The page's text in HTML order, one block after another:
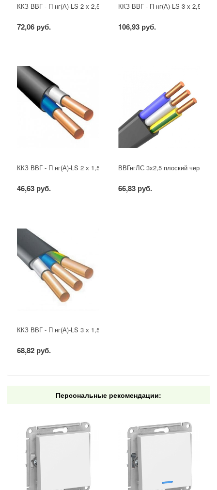
ККЗ ВВГ - П нг(А)-LS 2 х 2,5 ГОСТ
72,06 руб.
ККЗ ВВГ - П нг(А)-LS 3 х 2,5
106,93 руб.
ККЗ ВВГ - П нг(А)-LS 2 х 1,5 ГОСТ
46,63 руб.
ВВГнгЛС 3x2,5 плоский черный
66,83 руб.
ККЗ ВВГ - П нг(А)-LS 3 х 1,5 ГОСТ
68,82 руб.
Персональные рекомендации: